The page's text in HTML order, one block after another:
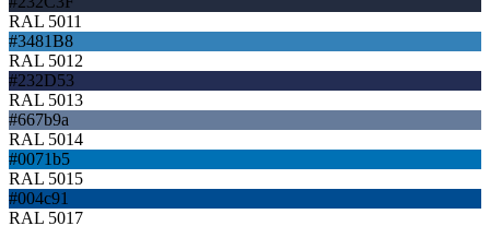
RAL 5011
#3481B8
RAL 5012
#232D53
RAL 5013
#667b9a
RAL 5014
#0071b5
RAL 5015
#004c91
RAL 5017